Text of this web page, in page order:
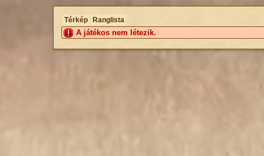
Térkép Ranglista
A játékos nem létezik.